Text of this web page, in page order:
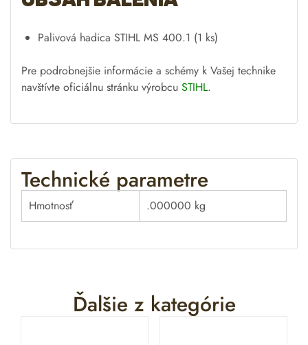
Palivová hadica STIHL MS 400.1 (1 ks)
Pre podrobnejšie informácie a schémy k Vašej technike
navštívte oficiálnu stránku výrobcu STIHL.
Technické parametre
Hmotnosť .000000 kg
Ďalšie z kategórie